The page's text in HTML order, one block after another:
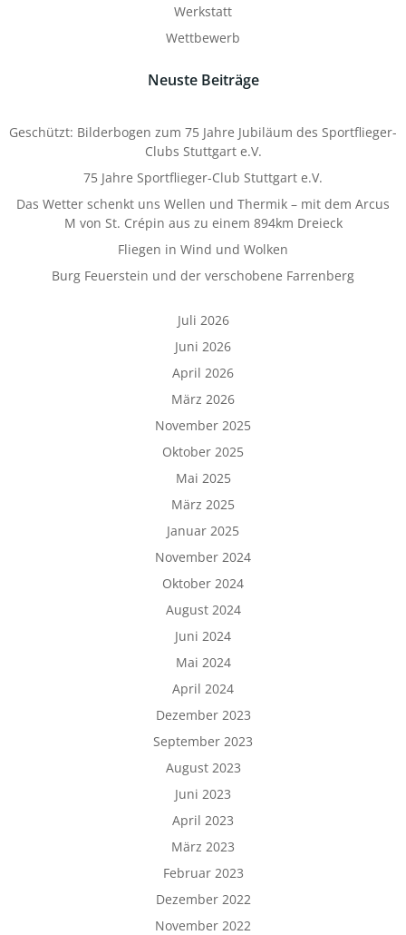
Werkstatt
Wettbewerb
Neuste Beiträge
Geschützt: Bilderbogen zum 75 Jahre Jubiläum des Sportflieger-
Clubs Stuttgart e.V.
75 Jahre Sportflieger-Club Stuttgart e.V.
Das Wetter schenkt uns Wellen und Thermik – mit dem Arcus
M von St. Crépin aus zu einem 894km Dreieck
Fliegen in Wind und Wolken
Burg Feuerstein und der verschobene Farrenberg
Juli 2026
Juni 2026
April 2026
März 2026
November 2025
Oktober 2025
Mai 2025
März 2025
Januar 2025
November 2024
Oktober 2024
August 2024
Juni 2024
Mai 2024
April 2024
Dezember 2023
September 2023
August 2023
Juni 2023
April 2023
März 2023
Februar 2023
Dezember 2022
November 2022